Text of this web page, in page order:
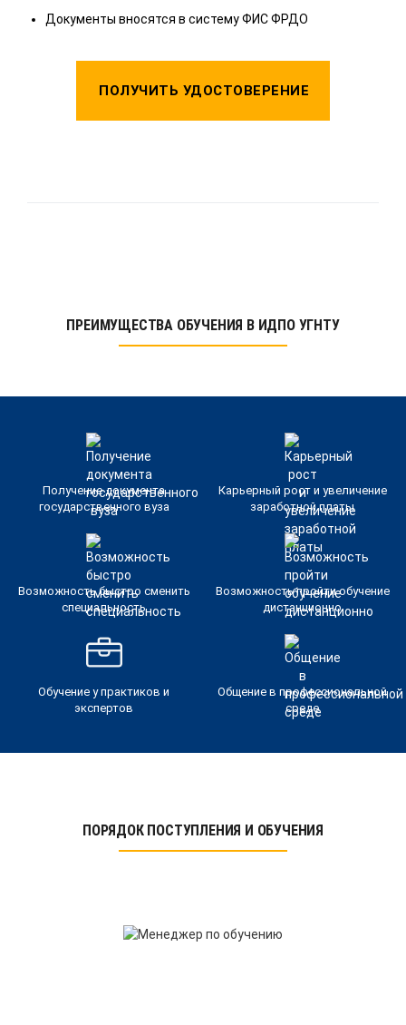
Документы вносятся в систему ФИС ФРДО
ПОЛУЧИТЬ УДОСТОВЕРЕНИЕ
ПРЕИМУЩЕСТВА ОБУЧЕНИЯ В ИДПО УГНТУ
Получение документа
государственного вуза
Карьерный рост и увеличение
заработной платы
Возможность быстро сменить
специальность
Возможность пройти обучение
дистанционно
Обучение у практиков и
экспертов
Общение в профессиональной
среде
ПОРЯДОК ПОСТУПЛЕНИЯ И ОБУЧЕНИЯ